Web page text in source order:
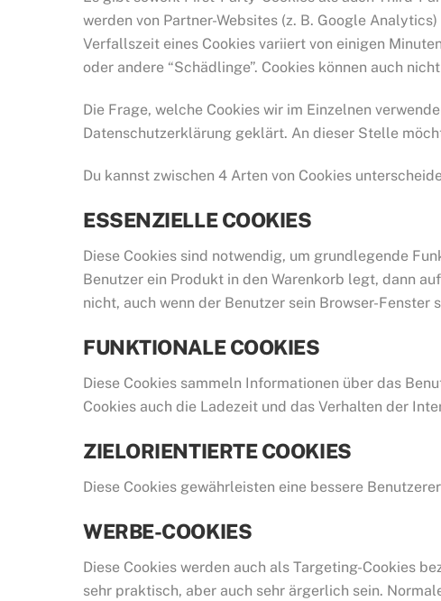
werden von Partner-Websites (z. B. Google
Verfallszeit eines Cookies variiert von einigen
oder andere “Schädlinge”. Cookies können auch
Die Frage, welche Cookies wir im Einzelnen
Datenschutzerklärung geklärt. An dieser Stelle
Du kannst zwischen 4 Arten von Cookies
ESSENZIELLE COOKIES
Diese Cookies sind notwendig, um grundlegende
Benutzer ein Produkt in den Warenkorb legt, dann
nicht, auch wenn der Benutzer sein Browser-Fenster
FUNKTIONALE COOKIES
Diese Cookies sammeln Informationen über das
Cookies auch die Ladezeit und das Verhalten der
ZIELORIENTIERTE COOKIES
Diese Cookies gewährleisten eine bessere
WERBE-COOKIES
Diese Cookies werden auch als Targeting-Cookies
sehr praktisch, aber auch sehr ärgerlich sein.